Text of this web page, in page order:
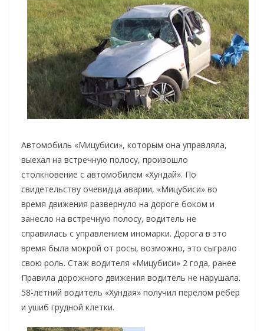
Автомобиль «Мицубиси», которым она управляла,
выехал на встречную полосу, произошло
столкновение с автомобилем «Хундай». По
свидетельству очевидца аварии, «Мицубиси» во
время движения развернуло на дороге боком и
занесло на встречную полосу, водитель не
справилась с управлением иномарки. Дорога в это
время была мокрой от росы, возможно, это сыграло
свою роль. Стаж водителя «Мицубиси» 2 года, ранее
Правила дорожного движения водитель не нарушала.
58-летний водитель «Хундая» получил перелом ребер
и ушиб грудной клетки.